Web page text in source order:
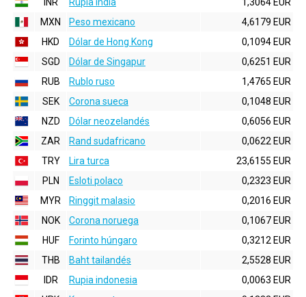
MXN
Peso mexicano
4,6179 EUR
HKD
Dólar de Hong Kong
0,1094 EUR
SGD
Dólar de Singapur
0,6251 EUR
RUB
Rublo ruso
1,4765 EUR
SEK
Corona sueca
0,1048 EUR
NZD
Dólar neozelandés
0,6056 EUR
ZAR
Rand sudafricano
0,0622 EUR
TRY
Lira turca
23,6155 EUR
PLN
Esloti polaco
0,2323 EUR
MYR
Ringgit malasio
0,2016 EUR
NOK
Corona noruega
0,1067 EUR
HUF
Forinto húngaro
0,3212 EUR
THB
Baht tailandés
2,5528 EUR
IDR
Rupia indonesia
0,0063 EUR